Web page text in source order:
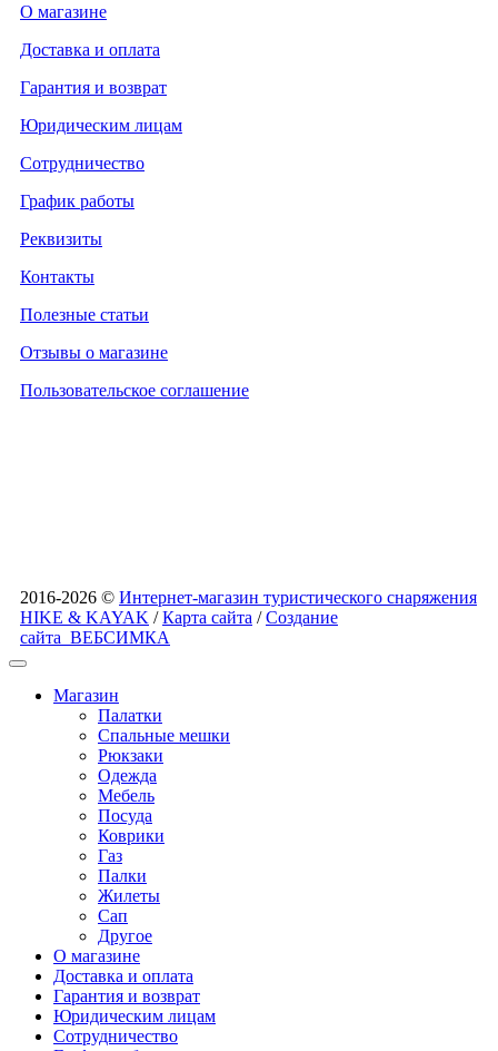
О магазине
Доставка и оплата
Гарантия и возврат
Юридическим лицам
Сотрудничество
График работы
Реквизиты
Контакты
Полезные статьи
Отзывы о магазине
Пользовательское соглашение
2016-2026 © Интернет-магазин туристического снаряжения
HIKE & KAYAK /Карта сайта /Создание
сайта ВЕБСИМКА
Магазин
Палатки
Спальные мешки
Рюкзаки
Одежда
Мебель
Посуда
Коврики
Газ
Палки
Жилеты
Сап
Другое
О магазине
Доставка и оплата
Гарантия и возврат
Юридическим лицам
Сотрудничество